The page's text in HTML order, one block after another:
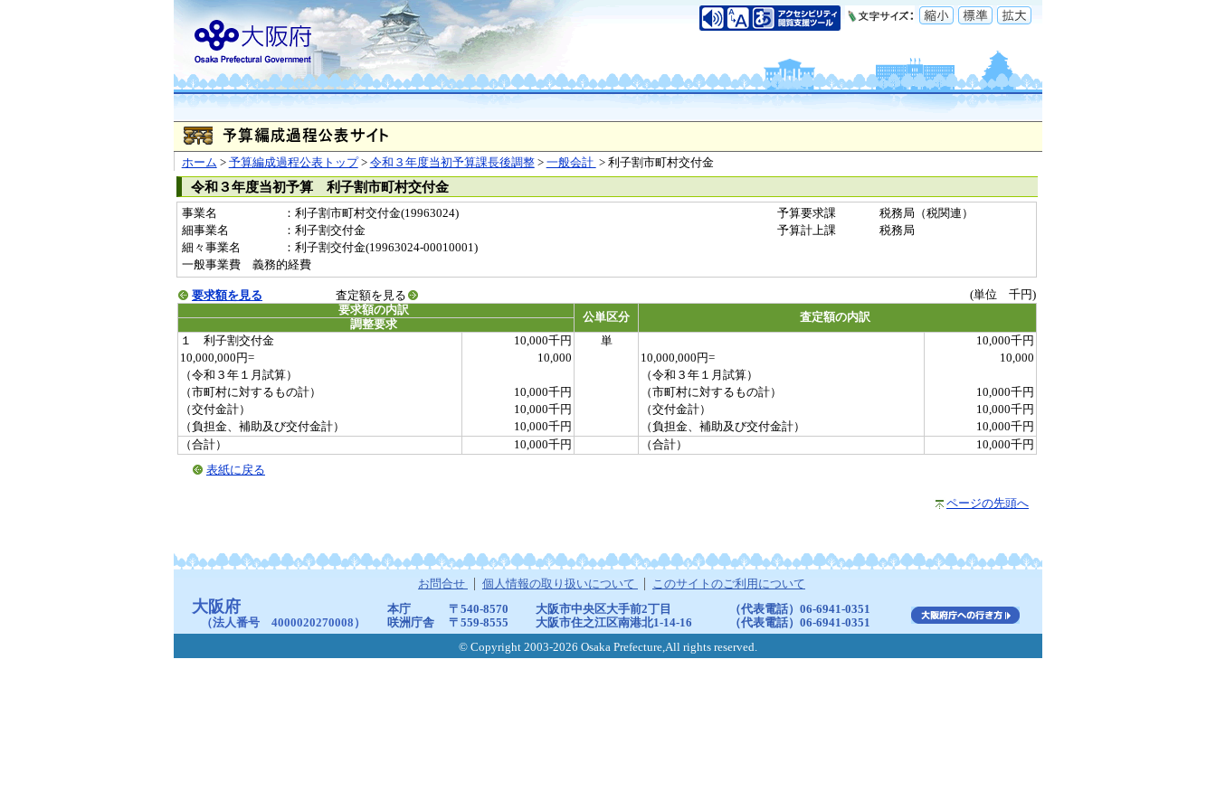
ホーム > 予算編成過程公表トップ> 令和３年度当初予算課長後調整> 一般会計 > 利子割市町村交付金
令和３年度当初予算 利子割市町村交付金
事業名 ：利子割市町村交付金(19963024) 予算要求課
税務局（税関連）
細事業名
：利子割交付金 予算計上課
税務局
細々事業名
：利子割交付金(19963024-00010001)
一般事業費 義務的経費
要求額を見る 査定額を見る
(単位 千円)
要求額の内訳
公単区分 査定額の内訳
調整要求
１ 利子割交付金
10,000千円 単
10,000千円
10,000,000円=
10,000 10,000,000円=
10,000
（令和３年１月試算）
（令和３年１月試算）
（市町村に対するもの計）
10,000千円 （市町村に対するもの計）
10,000千円
（交付金計）
10,000千円 （交付金計）
10,000千円
（負担金、補助及び交付金計）
10,000千円 （負担金、補助及び交付金計）
10,000千円
（合計）
10,000千円 （合計）
10,000千円
表紙に戻る
ページの先頭へ
お問合せ 個人情報の取り扱いについて このサイトのご利用について
大阪府
（法人番号 4000020270008）
本庁 〒540-8570 大阪市中央区大手前2丁目
（代表電話）06-6941-0351
咲洲庁舎
〒559-8555 大阪市住之江区南港北1-14-16
（代表電話）06-6941-0351
© Copyright 2003-2026 Osaka Prefecture,All rights reserved.